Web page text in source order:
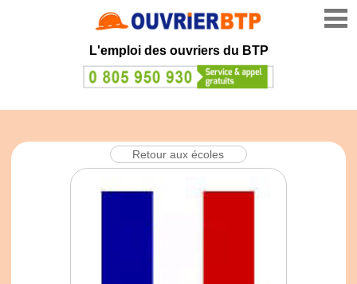
L'emploi des ouvriers du BTP
Retour aux écoles